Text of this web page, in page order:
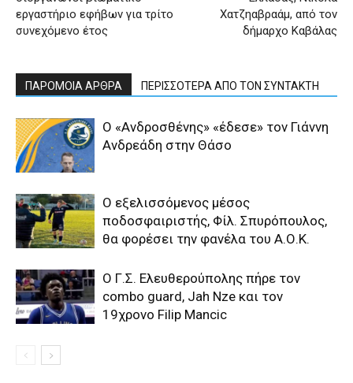
εργαστήριο εφήβων για τρίτο
συνεχόμενο έτος
Χατζηαβραάμ, από τον
δήμαρχο Καβάλας
ΠΑΡΟΜΟΙΑ ΑΡΘΡΑ ΠΕΡΙΣΣΟΤΕΡΑ ΑΠΟ ΤΟΝ ΣΥΝΤΑΚΤΗ
Ο «Ανδροσθένης» «έδεσε» τον Γιάννη
Ανδρεάδη στην Θάσο
Ο εξελισσόμενος μέσος
ποδοσφαιριστής, Φίλ. Σπυρόπουλος,
θα φορέσει την φανέλα του Α.Ο.Κ.
Ο Γ.Σ. Ελευθερούπολης πήρε τον
combo guard, Jah Nze και τον
19χρονο Filip Mancic